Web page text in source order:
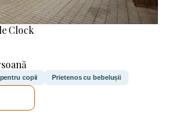
Clock
copii Prietenos cu bebelușii